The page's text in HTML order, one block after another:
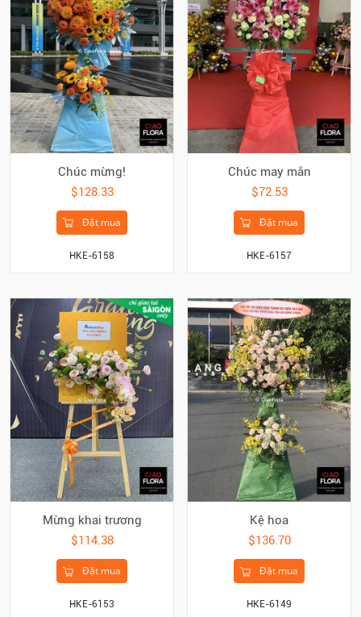
Chúc mừng!
$128.33
Đặt mua
HKE-6158
Chúc may mắn
$72.53
Đặt mua
HKE-6157
Mừng khai trương
$114.38
Đặt mua
HKE-6153
Kệ hoa
$136.70
Đặt mua
HKE-6149